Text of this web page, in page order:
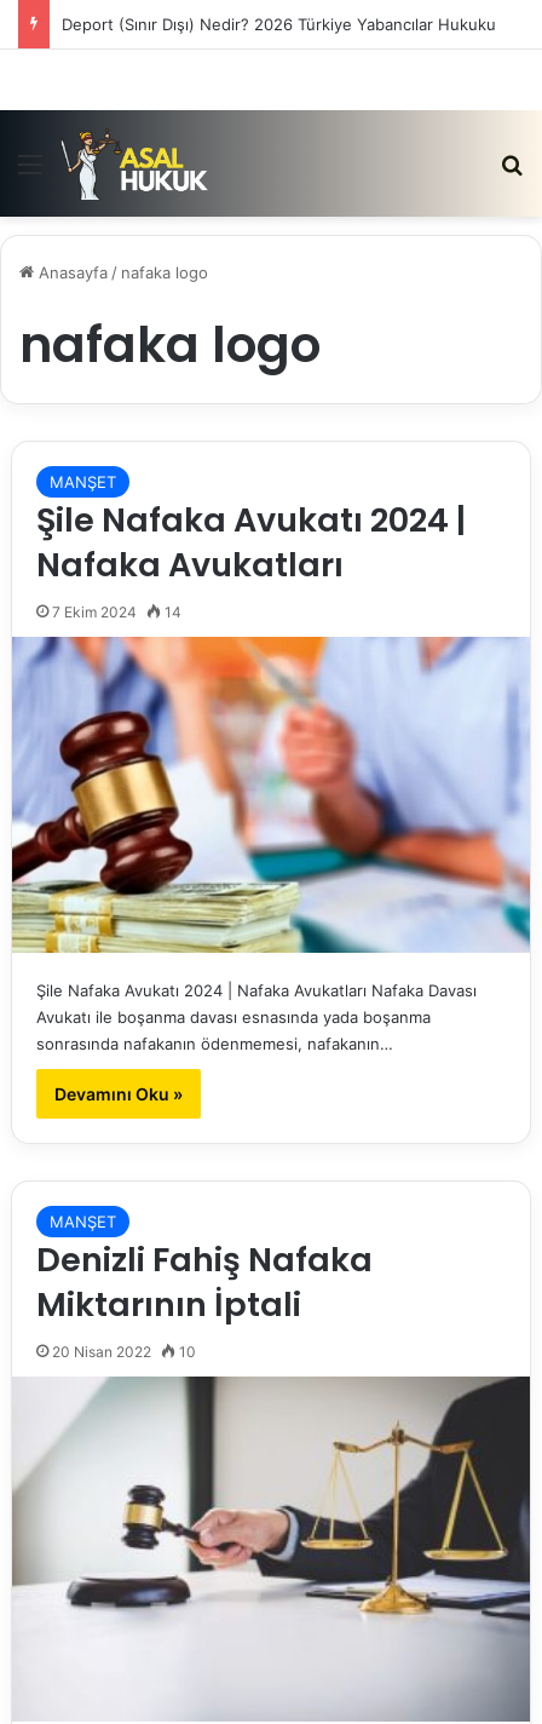
Deport (Sınır Dışı) Nedir? 2026 Türkiye Yabancılar Hukuku
Menü
Anasayfa / nafaka logo
nafaka logo
MANŞET
Şile Nafaka Avukatı 2024 |
Nafaka Avukatları
7 Ekim 2024 14
Şile Nafaka Avukatı 2024 | Nafaka Avukatları Nafaka Davası
Avukatı ile boşanma davası esnasında yada boşanma
sonrasında nafakanın ödenmemesi, nafakanın…
Devamını Oku »
MANŞET
Denizli Fahiş Nafaka
Miktarının İptali
20 Nisan 2022 10